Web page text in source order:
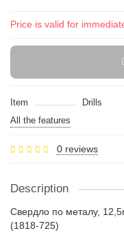
Price is valid for
Item
Drills
All the features
0 reviews
Description
Свердло по металу,
(1818-725)